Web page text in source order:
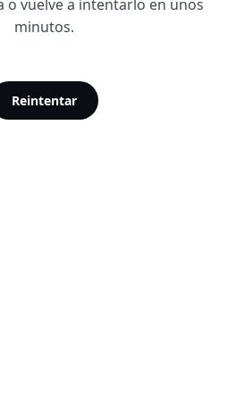
o vuelve a intentarlo en unos
minutos.
Reintentar